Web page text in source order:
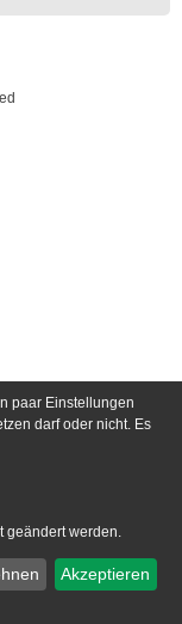
paar Einstellungen
darf oder nicht. Es
geändert werden.
Akzeptieren